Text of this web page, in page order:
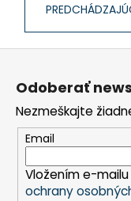
Z
Odoberať
Nezmeškajte
Email
Vložením e-
ochrany